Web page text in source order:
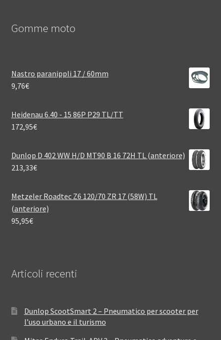
Gomme moto
Nastro paranippli 17 / 60mm
9,76€
Heidenau 6.40 - 15 86P P29 TL/TT
172,95€
Dunlop D 402 WW H/D MT90 B 16 72H TL (anteriore)
213,33€
Metzeler Roadtec Z6 120/70 ZR 17 (58W) TL
(anteriore)
95,95€
Articoli recenti
Dunlop ScootSmart 2 – Pneumatico per scooter per
l’uso urbano e il turismo